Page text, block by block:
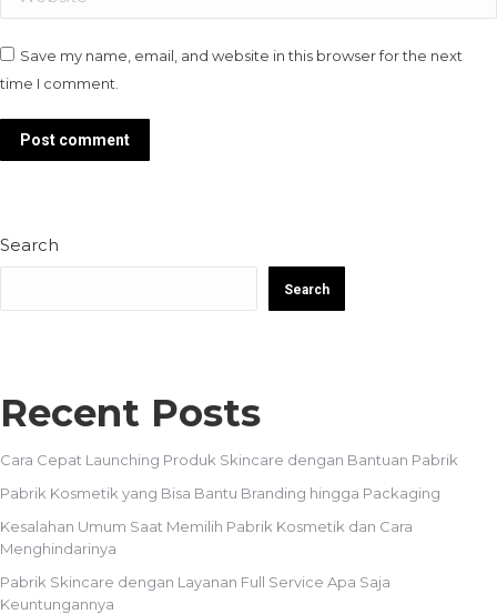
Save my name, email, and website in this browser for the next
time I comment.
Post comment
Search
Search
Recent Posts
Cara Cepat Launching Produk Skincare dengan Bantuan Pabrik
Pabrik Kosmetik yang Bisa Bantu Branding hingga Packaging
Kesalahan Umum Saat Memilih Pabrik Kosmetik dan Cara
Menghindarinya
Pabrik Skincare dengan Layanan Full Service Apa Saja
Keuntungannya